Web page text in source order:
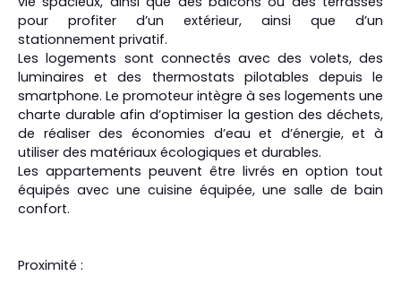
pour profiter d’un extérieur, ainsi que d’un
stationnement privatif.
Les logements sont connectés avec des volets, des
luminaires et des thermostats pilotables depuis le
smartphone. Le promoteur intègre à ses logements une
charte durable afin d’optimiser la gestion des déchets,
de réaliser des économies d’eau et d’énergie, et à
utiliser des matériaux écologiques et durables.
Les appartements peuvent être livrés en option tout
équipés avec une cuisine équipée, une salle de bain
confort.
Proximité :